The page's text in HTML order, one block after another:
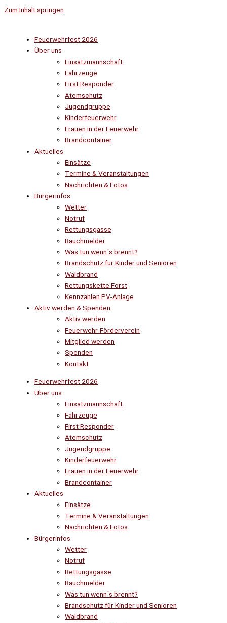
Zum Inhalt springen
Feuerwehrfest 2026
Über uns
Einsatzmannschaft
Fahrzeuge
First Responder
Atemschutz
Jugendgruppe
Kinderfeuerwehr
Frauen in der Feuerwehr
Brandcontainer
Aktuelles
Einsätze
Termine & Veranstaltungen
Nachrichten & Fotos
Bürgerinfos
Wetter
Notruf
Rettungsgasse
Rauchmelder
Was tun wenn´s brennt?
Brandschutz für Kinder und Senioren
Waldbrand
Rettungskette Forst
Kennzahlen PV-Anlage
Aktiv werden & Spenden
Aktiv werden
Feuerwehr-Förderverein
Mitglied werden
Spenden
Kontakt
Feuerwehrfest 2026
Über uns
Einsatzmannschaft
Fahrzeuge
First Responder
Atemschutz
Jugendgruppe
Kinderfeuerwehr
Frauen in der Feuerwehr
Brandcontainer
Aktuelles
Einsätze
Termine & Veranstaltungen
Nachrichten & Fotos
Bürgerinfos
Wetter
Notruf
Rettungsgasse
Rauchmelder
Was tun wenn´s brennt?
Brandschutz für Kinder und Senioren
Waldbrand